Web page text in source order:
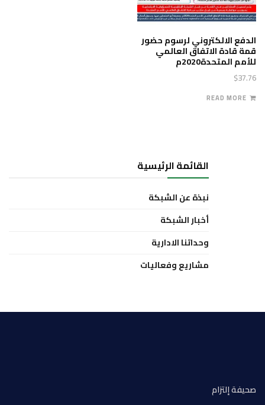
الدفع الالكتروني لرسوم حضور
قمة قادة الاتفاق العالمي
للأمم المتحدة2020م
$37.76
READ MORE
القائمة الرئيسية
نبذة عن الشبكة
أخبار الشبكة
وحداتنا الادارية
مشاريع وفعاليات
صحيفة إلتزام